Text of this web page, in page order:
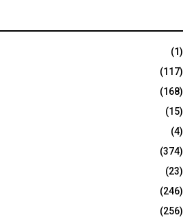
(1)
(117)
(168)
(15)
(4)
(374)
(23)
(246)
(256)